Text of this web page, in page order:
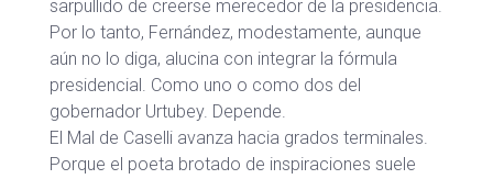
sarpullido de creerse merecedor de la presidencia.
Por lo tanto, Fernández, modestamente, aunque
aún no lo diga, alucina con integrar la fórmula
presidencial. Como uno o como dos del
gobernador Urtubey. Depende.
El Mal de Caselli avanza hacia grados terminales.
Porque el poeta brotado de inspiraciones suele